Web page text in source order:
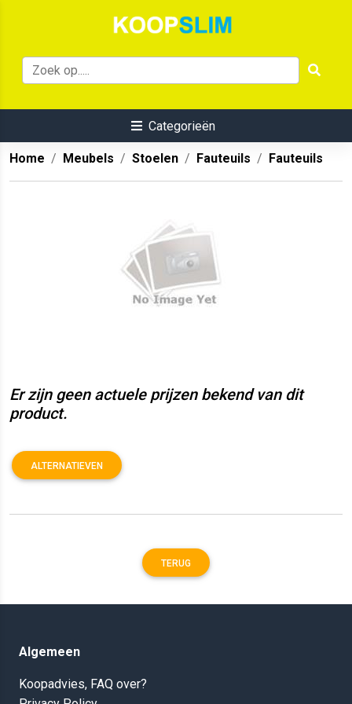
Categorieën
Home Meubels Stoelen Fauteuils Fauteuils
Er zijn geen actuele prijzen bekend van dit
product.
ALTERNATIEVEN
TERUG
Algemeen
Koopadvies, FAQ over?